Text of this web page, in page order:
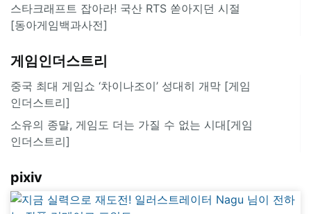
스타크래프트 잡아라! 국산 RTS 쏟아지던 시절
[동아게임백과사전]
게임인더스트리
중국 최대 게임쇼 ‘차이나조이’ 성대히 개막 [게임
인더스트리]
소유의 종말, 게임도 더는 가질 수 없는 시대[게임
인더스트리]
pixiv